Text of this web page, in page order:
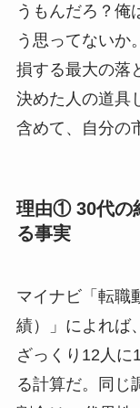
うもんだろ？
う思ってないか
損する最大の落
決めた人の道具
含めて、自分の
理由① 30代の
る事実
マイナビ「転職
績）」によれば、
ざっくり12人に
る計算だ。同じ